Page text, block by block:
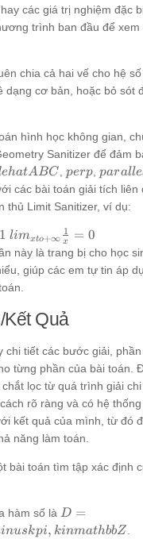
các giá trị nghiệm đặc
trình ban đầu để xem
chia cả hai vế cho hệ
dạng cơ bản, hoặc bỏ sót
hình học không gian,
Sanitizer để đảm
ehatABC, perp
perp,paralle
các bài toán giải tích liên
thủ Limit Sanitizer, ví dụ:
1 lim_{xto
+\infty}
\frac{1}
{x} = 0
limxto+∞ x
1 = 0
này là trang bị cho học
giúp các em tự tin áp
Quả
chi tiết các bước giải,
từng phần của bài toán.
lọc từ quá trình giải
rõ ràng và có hệ
kết quả của mình, từ đó
năng làm toán.
bài toán tìm tập xác định
hàm số là D =
mathbb{R}
D =
uskpi, kinmathbbZ